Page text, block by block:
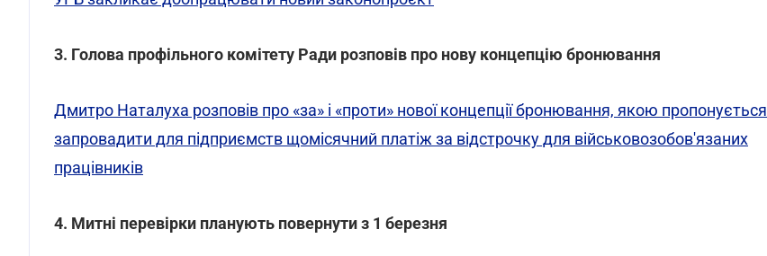
3. Голова профільного комітету Ради розповів про нову концепцію бронювання
Дмитро Наталуха розповів про «за» і «проти» нової концепції бронювання, якою пропонується
запровадити для підприємств щомісячний платіж за відстрочку для військовозобов'язаних
працівників
4. Митні перевірки планують повернути з 1 березня